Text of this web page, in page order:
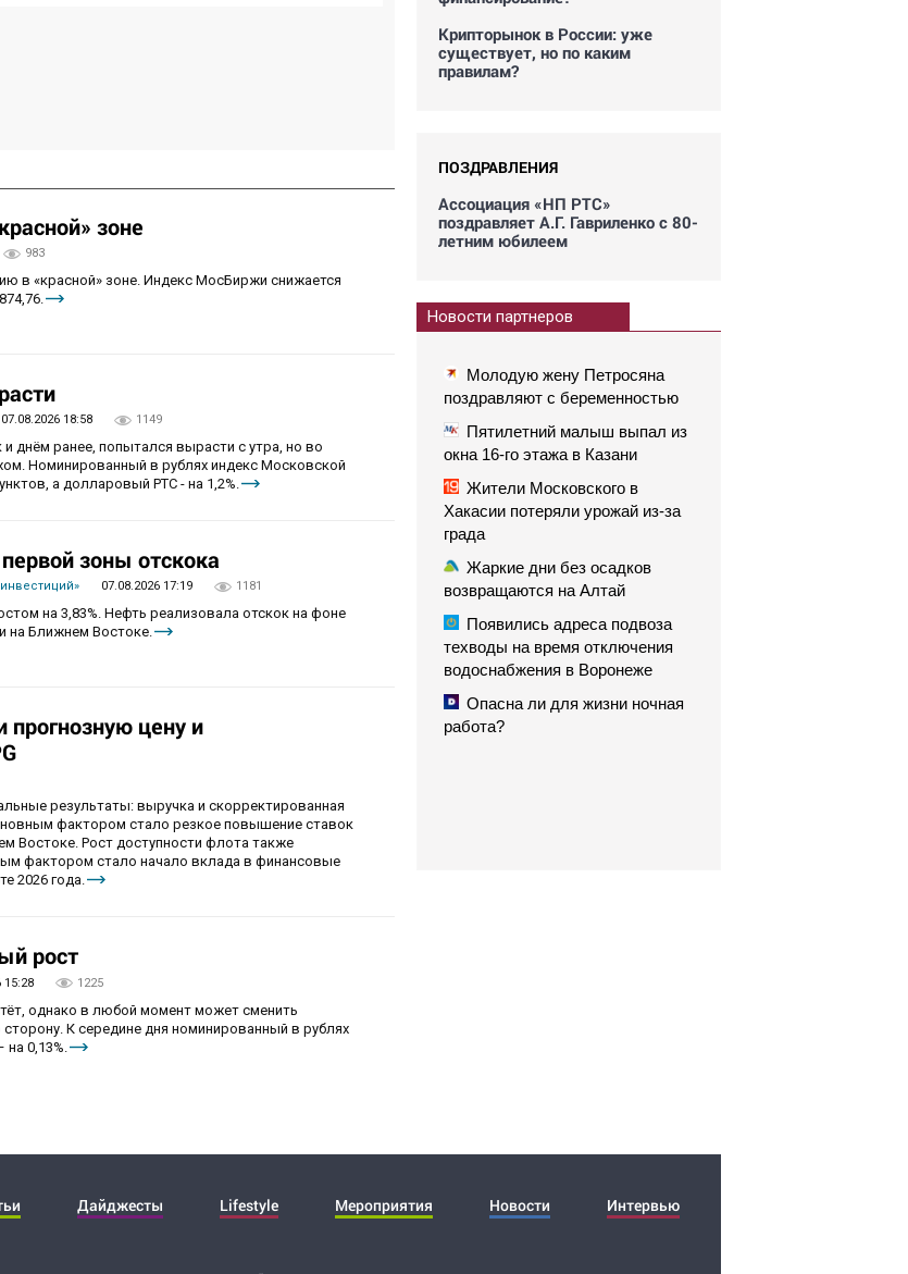
зоне
983
в «красной» зоне. Индекс МосБиржи снижается
07.08.2026 18:58 1149
днём ранее, попытался вырасти с утра, но во
Номинированный в рублях индекс Московской
а долларовый РТС - на 1,2%.
зоны отскока
07.08.2026 17:19 1181
на 3,83%. Нефть реализовала отскок на фоне
на Ближнем Востоке.
прогнозную цену и
результаты: выручка и скорректированная
фактором стало резкое повышение ставок
Востоке. Рост доступности флота также
фактором стало начало вклада в финансовые
2026 года.
рост
15:28 1225
однако в любой момент может сменить
К середине дня номинированный в рублях
0,13%.
Крипторынок в России: уже
существует, но по каким
правилам?
ПОЗДРАВЛЕНИЯ
Ассоциация «НП РТС»
поздравляет А.Г. Гавриленко с 80-
летним юбилеем
Новости партнеров
Молодую жену Петросяна
поздравляют с беременностью
Пятилетний малыш выпал из
окна 16-го этажа в Казани
Жители Московского в
Хакасии потеряли урожай из-за
града
Жаркие дни без осадков
возвращаются на Алтай
Появились адреса подвоза
техводы на время отключения
водоснабжения в Воронеже
Опасна ли для жизни ночная
работа?
Дайджесты Lifestyle Мероприятия Новости Интервью